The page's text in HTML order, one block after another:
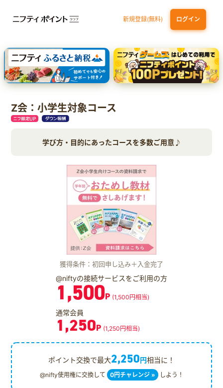
新規登録(無料) ログイン
dカード 九州カードNEXT JCB ORIGINAL SERIES：JCBカード S
三井住友カード ゴールド（NL）（家族カード発行）
【実質初月無料】DMM | Disney+(ディズニープラス) セットプラン
Z会：小学生対象コース
学び方・目的にあったコースを多数ご用意♪
獲得条件：初回申し込み＋入金完了
@niftyの接続サービスをご利用の方
1,500P (1,500円相当)
通常会員
1,250P (1,250円相当)
ポイント交換で最大2,250円相当に！
@nifty使用権に交換して 0円チャレンジ » しよう！